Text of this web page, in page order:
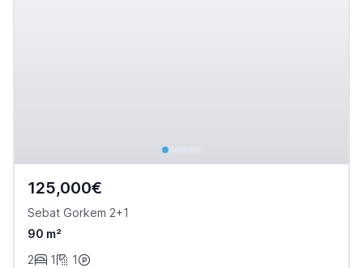
125,000€
Sebat Gorkem 2+1
90 m²
2
1 1